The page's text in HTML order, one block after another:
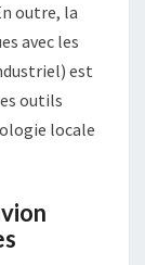
outre, la
avec les
est
outils
locale